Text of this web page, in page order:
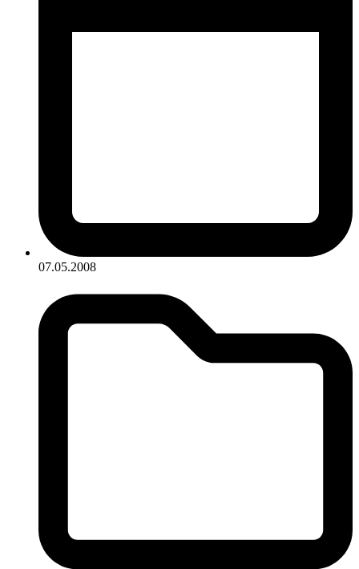
07.05.2008